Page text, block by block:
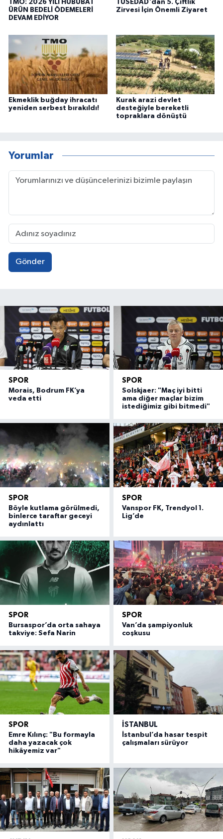
TMO: 2026 YILI HUBUBAT
ÜRÜN BEDELİ ÖDEMELERİ
DEVAM EDİYOR
TÜSEDAD'dan 5. Çiftlik
Zirvesi İçin Önemli Ziyaret
Ekmeklik buğday ihracatı
yeniden serbest bırakıldı!
Kurak arazi devlet
desteğiyle bereketli
topraklara dönüştü
Yorumlar
Gönder
SPOR
Morais, Bodrum FK’ya
veda etti
SPOR
Solskjaer: "Maç iyi bitti
ama diğer maçlar bizim
istediğimiz gibi bitmedi"
SPOR
Böyle kutlama görülmedi,
binlerce taraftar geceyi
aydınlattı
SPOR
Vanspor FK, Trendyol 1.
Lig’de
SPOR
Bursaspor’da orta sahaya
takviye: Sefa Narin
SPOR
Van’da şampiyonluk
coşkusu
SPOR
Emre Kılınç: "Bu formayla
daha yazacak çok
hikâyemiz var"
İSTANBUL
İstanbul’da hasar tespit
çalışmaları sürüyor